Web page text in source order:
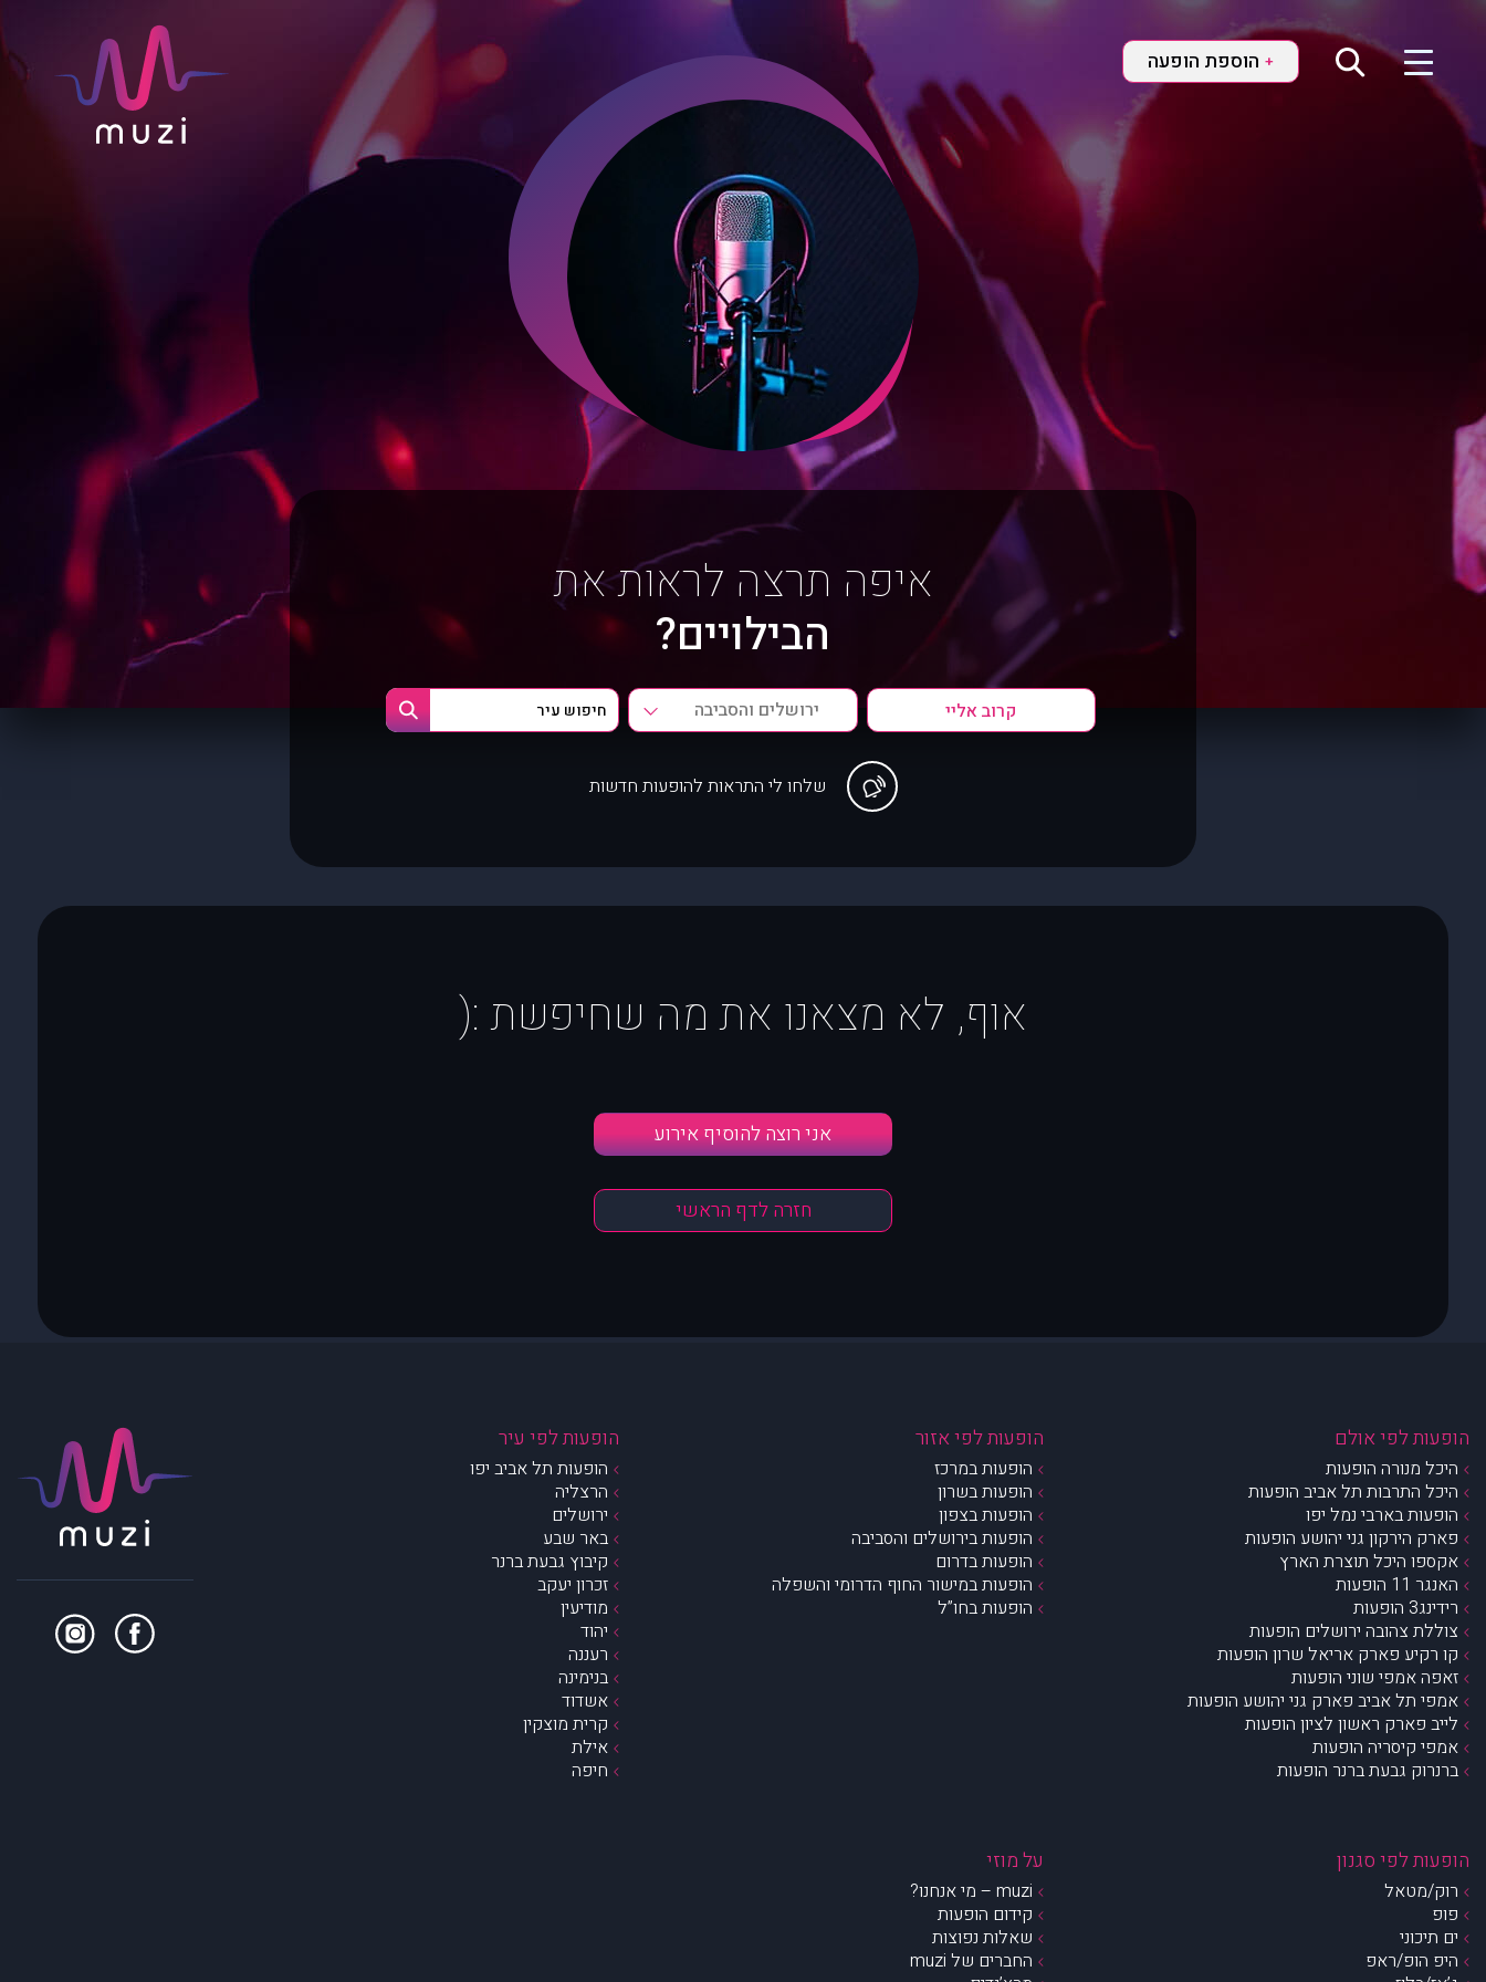
+ הוספת הופעה
איפה תרצה לראות את
הבילויים?
ירושלים והסביבה
שלחו לי התראות להופעות חדשות
אוף, לא מצאנו את מה שחיפשת :(
אני רוצה להוסיף אירוע
חזרה לדף הראשי
הופעות לפי אולם
היכל מנורה הופעות
היכל התרבות תל אביב הופעות
הופעות בארבי נמל יפו
פארק הירקון גני יהושע הופעות
אקספו היכל תוצרת הארץ
האנגר 11 הופעות
רידינג3 הופעות
צוללת צהובה ירושלים הופעות
קו רקיע פארק אריאל שרון הופעות
זאפה אמפי שוני הופעות
אמפי תל אביב פארק גני יהושע הופעות
לייב פארק ראשון לציון הופעות
אמפי קיסריה הופעות
ברנרוק גבעת ברנר הופעות
הופעות לפי אזור
הופעות במרכז
הופעות בשרון
הופעות בצפון
הופעות בירושלים והסביבה
הופעות בדרום
הופעות במישור החוף הדרומי והשפלה
הופעות בחו”ל
הופעות לפי עיר
הופעות תל אביב יפו
הרצליה
ירושלים
באר שבע
קיבוץ גבעת ברנר
זכרון יעקב
מודיעין
יהוד
רעננה
בנימינה
אשדוד
קרית מוצקין
אילת
חיפה
הופעות לפי סגנון
רוק/מטאל
פופ
ים תיכוני
היפ הופ/ראפ
על מוזי
muzi – מי אנחנו?
קידום הופעות
שאלות נפוצות
החברים של muzi